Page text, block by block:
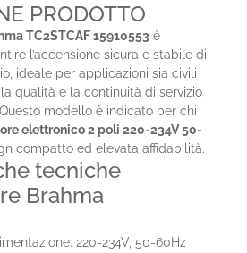
PRODOTTO
TC2STCAF 15910553 è
l’accensione sicura e stabile di
ideale per applicazioni sia civili
qualità e la continuità di servizio
modello è indicato per chi
elettronico 2 poli 220-234V 50-
compatto ed elevata affidabilità.
tecniche
Brahma
220-234V, 50-60Hz